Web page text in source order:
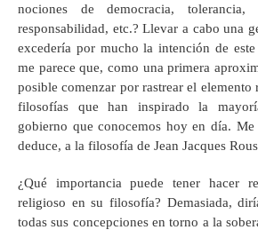
nociones de democracia,
responsabilidad, etc.? Llevar a cabo una
excedería por mucho la intención de
me parece que, como una primera
posible comenzar por rastrear el elemento
filosofías que han inspirado la
gobierno que conocemos hoy en día.
deduce, a la filosofía de Jean Jacques
¿Qué importancia puede tener hacer
religioso en su filosofía? Demasiada,
todas sus concepciones en torno a la